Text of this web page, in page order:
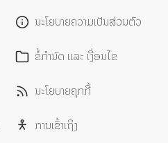
ນະໂຍບາຍຄວາມເປັນສ່ວນຕົວ
ຂໍ້ກໍານົດ ແລະ ເງື່ອນໄຂ
ນະໂຍບາຍຄຸກກີ້
ການເຂົ້າເຖິງ